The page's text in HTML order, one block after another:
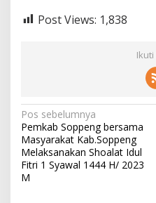
Post Views: 1,838
Ikuti
Navigasi
pos
Pos sebelumnya
Pemkab Soppeng bersama
Masyarakat Kab.Soppeng
Melaksanakan Shoalat Idul
Fitri 1 Syawal 1444 H/ 2023
M